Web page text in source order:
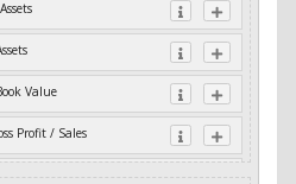
Value
Profit / Sales
Cash Flow / Assets